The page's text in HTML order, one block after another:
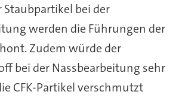
bei der
werden die Führungen der
Zudem würde der
bei der Nassbearbeitung sehr
CFK-Partikel verschmutzt